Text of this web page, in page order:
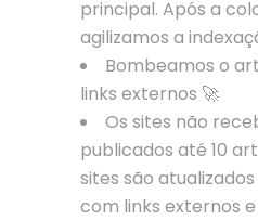
principal. Após a
agilizamos a
Bombeamos o
links externos 🚀
Os sites não
publicados até 10
sites são
com links externos